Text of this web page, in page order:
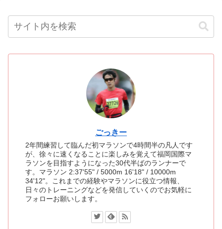
ごっきー
2年間練習して臨んだ初マラソンで4時間半の凡人です
が、徐々に速くなることに楽しみを覚えて福岡国際マ
ラソンを目指すようになった30代半ばのランナーで
す。マラソン 2:37'55" / 5000m 16'18" / 10000m
34'12"。これまでの経験やマラソンに役立つ情報、
日々のトレーニングなどを発信していくのでお気軽に
フォローお願いします。